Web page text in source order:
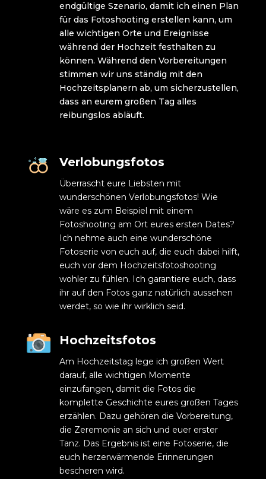
endgültige Szenario, damit ich einen Plan
für das Fotoshooting erstellen kann, um
alle wichtigen Orte und Ereignisse
während der Hochzeit festhalten zu
können. Während den Vorbereitungen
stimmen wir uns ständig mit den
Hochzeitsplanern ab, um sicherzustellen,
dass an eurem großen Tag alles
reibungslos abläuft.
Verlobungsfotos
Überrascht eure Liebsten mit
wunderschönen Verlobungsfotos! Wie
wäre es zum Beispiel mit einem
Fotoshooting am Ort eures ersten Dates?
Ich nehme auch eine wunderschöne
Fotoserie von euch auf, die euch dabei hilft,
euch vor dem Hochzeitsfotoshooting
wohler zu fühlen. Ich garantiere euch, dass
ihr auf den Fotos ganz natürlich aussehen
werdet, so wie ihr wirklich seid.
Hochzeitsfotos
Am Hochzeitstag lege ich großen Wert
darauf, alle wichtigen Momente
einzufangen, damit die Fotos die
komplette Geschichte eures großen Tages
erzählen. Dazu gehören die Vorbereitung,
die Zeremonie an sich und euer erster
Tanz. Das Ergebnis ist eine Fotoserie, die
euch herzerwärmende Erinnerungen
bescheren wird.